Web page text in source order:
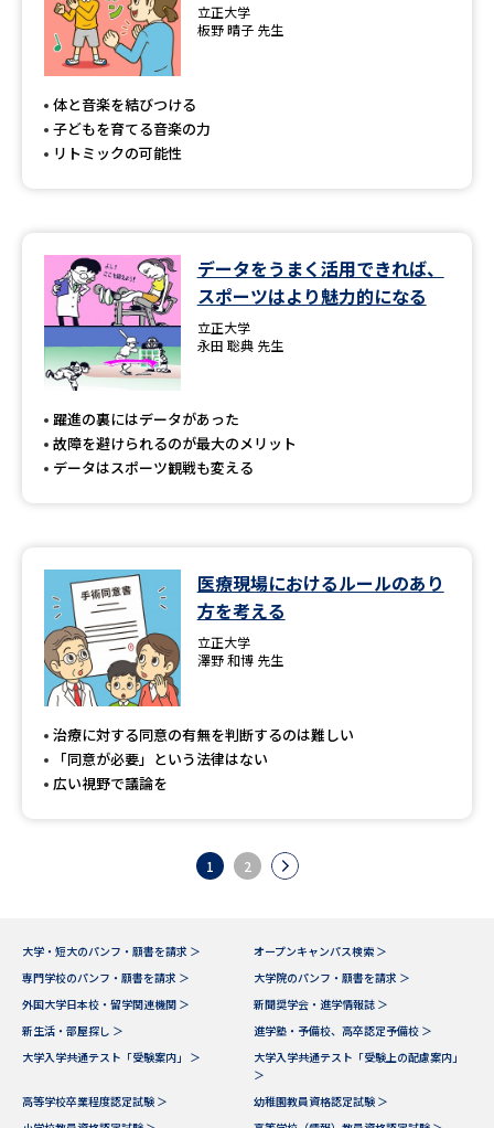
立正大学
板野 晴子 先生
体と音楽を結びつける
子どもを育てる音楽の力
リトミックの可能性
データをうまく活用できれば、
スポーツはより魅力的になる
立正大学
永田 聡典 先生
躍進の裏にはデータがあった
故障を避けられるのが最大のメリット
データはスポーツ観戦も変える
医療現場におけるルールのあり
方を考える
立正大学
澤野 和博 先生
治療に対する同意の有無を判断するのは難しい
「同意が必要」という法律はない
広い視野で議論を
1 2
大学・短大のパンフ・願書を請求 ＞
オープンキャンパス検索 ＞
専門学校のパンフ・願書を請求 ＞
大学院のパンフ・願書を請求 ＞
外国大学日本校・留学関連機関 ＞
新聞奨学会・進学情報誌 ＞
新生活・部屋探し ＞
進学塾・予備校、高卒認定予備校 ＞
大学入学共通テスト「受験案内」 ＞
大学入学共通テスト「受験上の配慮案内」
＞
高等学校卒業程度認定試験 ＞
幼稚園教員資格認定試験 ＞